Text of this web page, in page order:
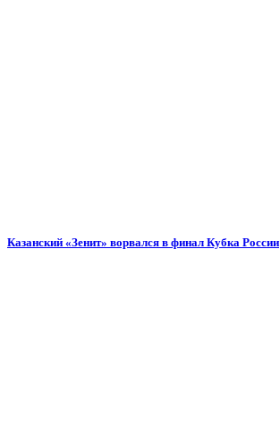
Казанский «Зенит» ворвался в финал Кубка России